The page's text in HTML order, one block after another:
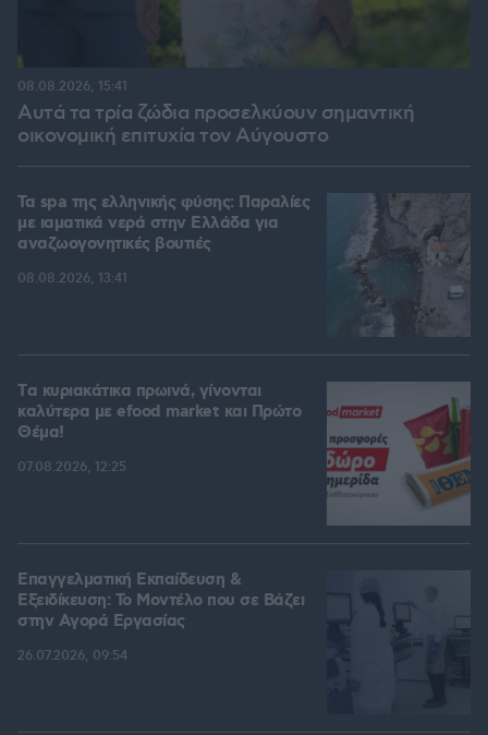
Αυτά τα τρία ζώδια προσελκύουν σημαντική
οικονομική επιτυχία τον Αύγουστο
08.08.2026, 15:41
Τα spa της ελληνικής φύσης: Παραλίες
με ιαματικά νερά στην Ελλάδα για
αναζωογονητικές βουτιές
08.08.2026, 13:41
Tα κυριακάτικα πρωινά, γίνονται
καλύτερα με efood market και Πρώτο
Θέμα!
07.08.2026, 12:25
Επαγγελματική Εκπαίδευση &
Εξειδίκευση: Το Mοντέλο που σε Bάζει
στην Aγορά Eργασίας
26.07.2026, 09:54